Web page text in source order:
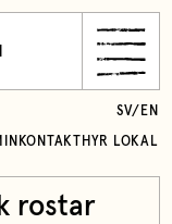
KONTAKT HYR LOKAL
SV/ EN
rostar